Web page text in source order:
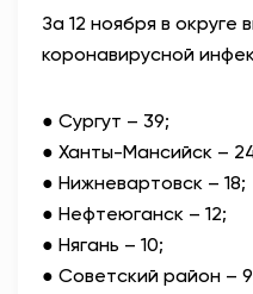
За 12 ноября в округе
коронавирусной
● Сургут – 39;
● Ханты-Мансийск –
● Нижневартовск – 18;
● Нефтеюганск – 12;
● Нягань – 10;
● Советский район –